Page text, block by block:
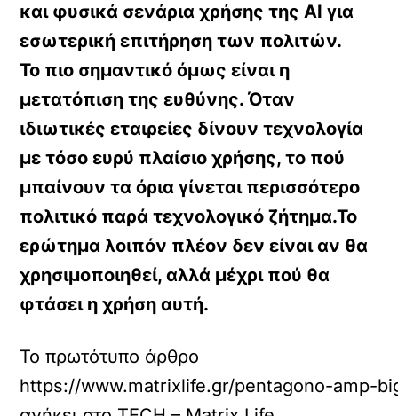
και φυσικά σενάρια χρήσης της AI για
εσωτερική επιτήρηση των πολιτών.
Το πιο σημαντικό όμως είναι η
μετατόπιση της ευθύνης. Όταν
ιδιωτικές εταιρείες δίνουν τεχνολογία
με τόσο ευρύ πλαίσιο χρήσης, το πού
μπαίνουν τα όρια γίνεται περισσότερο
πολιτικό παρά τεχνολογικό ζήτημα.Το
ερώτημα λοιπόν πλέον δεν είναι αν θα
χρησιμοποιηθεί, αλλά μέχρι πού θα
φτάσει η χρήση αυτή.
Το πρωτότυπο άρθρο
https://www.matrixlife.gr/pentagono-amp-